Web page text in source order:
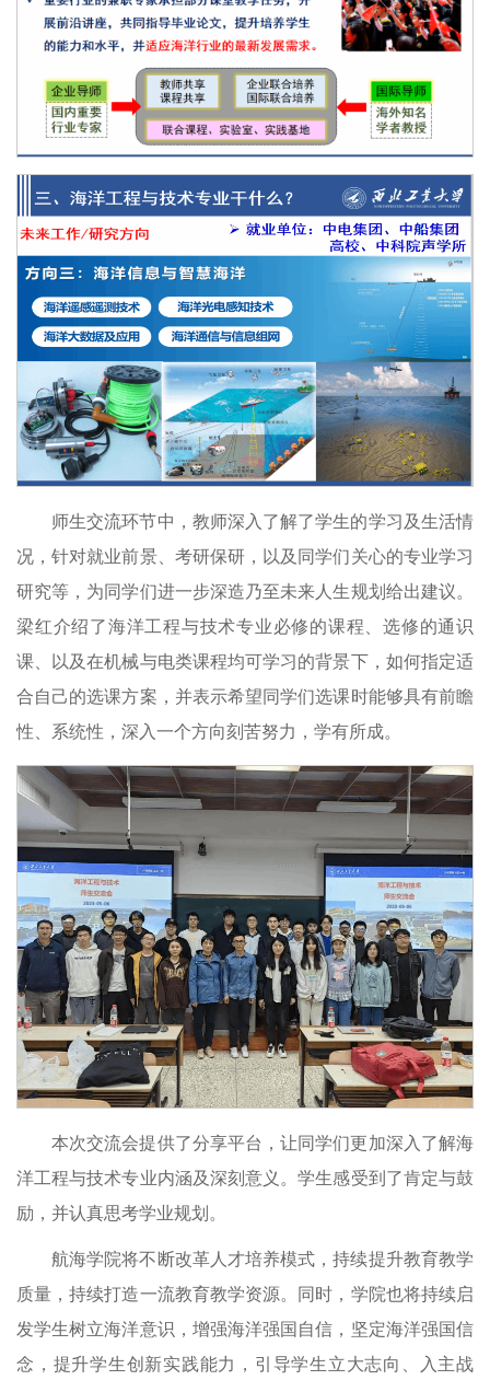
师生交流环节中，教师深入了解了学生的学习及生活情
况，针对就业前景、考研保研，以及同学们关心的专业学习
研究等，为同学们进一步深造乃至未来人生规划给出建议。
梁红介绍了海洋工程与技术专业必修的课程、选修的通识
课、以及在机械与电类课程均可学习的背景下，如何指定适
合自己的选课方案，并表示希望同学们选课时能够具有前瞻
性、系统性，深入一个方向刻苦努力，学有所成。
本次交流会提供了分享平台，让同学们更加深入了解海
洋工程与技术专业内涵及深刻意义。学生感受到了肯定与鼓
励，并认真思考学业规划。
航海学院将不断改革人才培养模式，持续提升教育教学
质量，持续打造一流教育教学资源。同时，学院也将持续启
发学生树立海洋意识，增强海洋强国自信，坚定海洋强国信
念，提升学生创新实践能力，引导学生立大志向、入主战